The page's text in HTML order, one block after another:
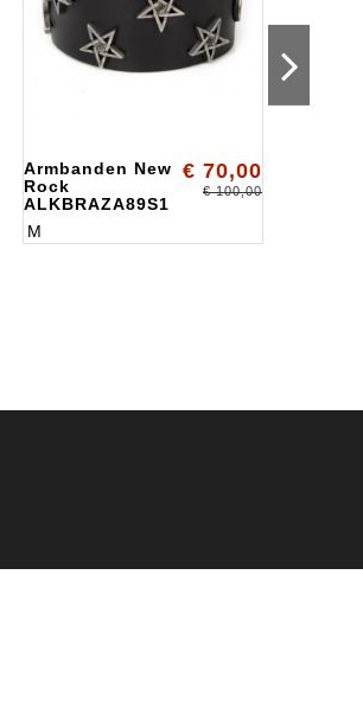
Armbanden New
Rock
ALKBRAZA89S1
€ 70,00
€ 100,00
M